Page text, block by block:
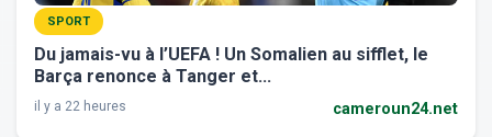
SPORT
Du jamais-vu à l’UEFA ! Un Somalien au sifflet, le
Barça renonce à Tanger et...
il y a 22 heures cameroun24.net